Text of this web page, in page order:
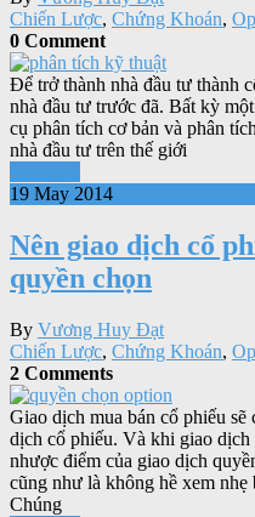
Chiến Lược, Chứng Khoán,
0 Comment
Để trở thành nhà đầu tư thành
nhà đầu tư trước đã. Bất kỳ
cụ phân tích cơ bản và phân
nhà đầu tư trên thế giới
19 May 2014
Nên giao dịch cổ
quyền chọn
By Vương Huy Đạt
Chiến Lược, Chứng Khoán,
2 Comments
Giao dịch mua bán cổ phiếu
dịch cổ phiếu. Và khi giao
nhược điểm của giao dịch
cũng như là không hề xem nhẹ
Chúng